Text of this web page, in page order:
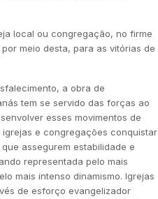
local ou congregação, no firme
meio desta, para as vitórias de
a obra de
tem se servido das forças ao
esses movimentos de
e congregações conquistar
assegurem estabilidade e
representada pelo mais
mais intenso dinamismo. Igrejas
de esforço evangelizador